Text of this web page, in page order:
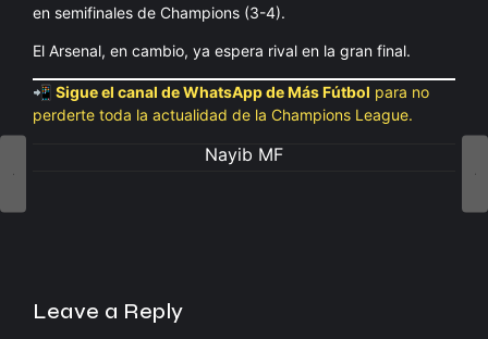
en semifinales de Champions (3-4).
El Arsenal, en cambio, ya espera rival en la gran final.
📲 Sigue el canal de WhatsApp de Más Fútbol para no
perderte toda la actualidad de la Champions League.
Nayib MF
Leave a Reply